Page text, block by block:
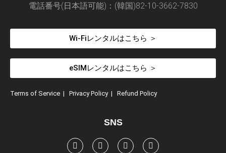
電話番号(日本語可能)：(韓国)82-10-3662-7830
Wi-Fiレンタルはこちら ＞
eSIMレンタルはこちら ＞
Terms of Service | Privacy Policy | Refund Policy
SNS